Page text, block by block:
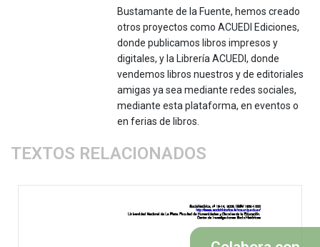
Bustamante de la Fuente, hemos creado
otros proyectos como ACUEDI Ediciones,
donde publicamos libros impresos y
digitales, y la Librería ACUEDI, donde
vendemos libros nuestros y de editoriales
amigas ya sea mediante redes sociales,
mediante esta plataforma, en eventos o
en ferias de libros.
TEXTOS RELACIONADOS